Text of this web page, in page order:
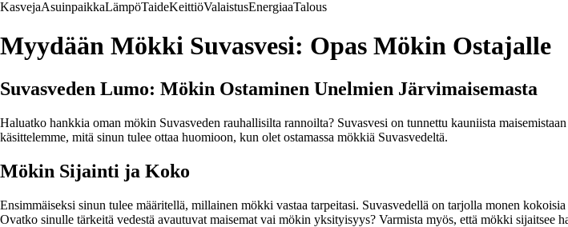
KasvejaAsuinpaikkaLämpöTaideKeittiöValaistusEnergiaaTalous
Myydään Mökki Suvasvesi: Opas Mökin Ostajalle
Suvasveden Lumo: Mökin Ostaminen Unelmien Järvimaisemasta
Haluatko hankkia oman mökin Suvasveden rauhallisilta rannoilta? Suvasvesi on tunnettu kauniista
käsittelemme, mitä sinun tulee ottaa huomioon, kun olet ostamassa mökkiä Suvasvedeltä.
Mökin Sijainti ja Koko
Ensimmäiseksi sinun tulee määritellä, millainen mökki vastaa tarpeitasi. Suvasvedellä on tarjolla monen
Ovatko sinulle tärkeitä vedestä avautuvat maisemat vai mökin yksityisyys? Varmista myös, että mökki sijaitsee